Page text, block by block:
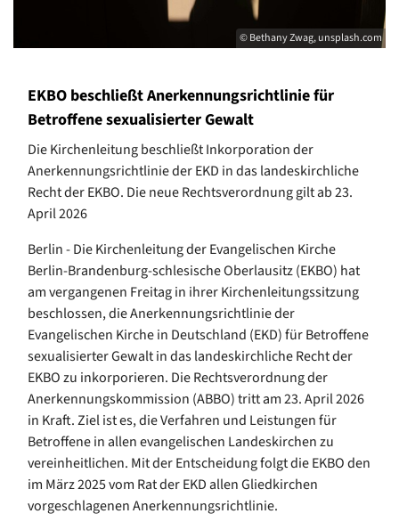
© Bethany Zwag, unsplash.com
EKBO beschließt Anerkennungsrichtlinie für
Betroffene sexualisierter Gewalt
Die Kirchenleitung beschließt Inkorporation der
Anerkennungsrichtlinie der EKD in das landeskirchliche
Recht der EKBO. Die neue Rechtsverordnung gilt ab 23.
April 2026
Berlin - Die Kirchenleitung der Evangelischen Kirche
Berlin-Brandenburg-schlesische Oberlausitz (EKBO) hat
am vergangenen Freitag in ihrer Kirchenleitungssitzung
beschlossen, die Anerkennungsrichtlinie der
Evangelischen Kirche in Deutschland (EKD) für Betroffene
sexualisierter Gewalt in das landeskirchliche Recht der
EKBO zu inkorporieren. Die Rechtsverordnung der
Anerkennungskommission (ABBO) tritt am 23. April 2026
in Kraft. Ziel ist es, die Verfahren und Leistungen für
Betroffene in allen evangelischen Landeskirchen zu
vereinheitlichen. Mit der Entscheidung folgt die EKBO den
im März 2025 vom Rat der EKD allen Gliedkirchen
vorgeschlagenen Anerkennungsrichtlinie.